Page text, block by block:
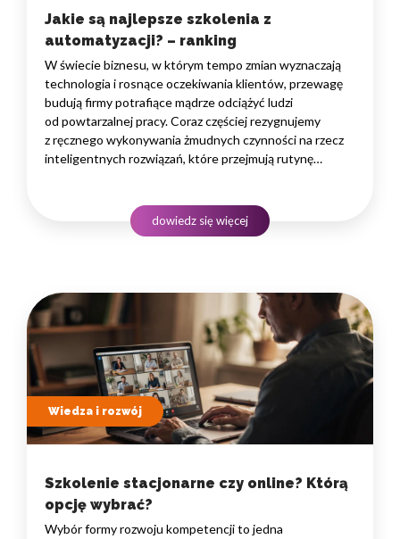
Jakie są najlepsze szkolenia z
automatyzacji? – ranking
W świecie biznesu, w którym tempo zmian wyznaczają
technologia i rosnące oczekiwania klientów, przewagę
budują firmy potrafiące mądrze odciążyć ludzi
od powtarzalnej pracy. Coraz częściej rezygnujemy
z ręcznego wykonywania żmudnych czynności na rzecz
inteligentnych rozwiązań, które przejmują rutynę
rozwojowego to decyzja strategiczna — wpływa
na wydajność zespołów,…
dowiedz się więcej
Wiedza i rozwój
Szkolenie stacjonarne czy online? Którą
opcję wybrać?
Wybór formy rozwoju kompetencji to jedna